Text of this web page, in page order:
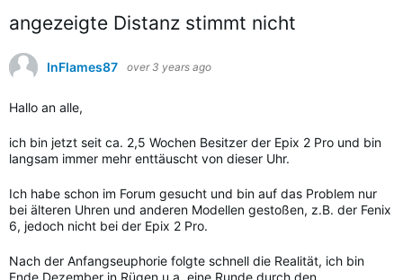
angezeigte Distanz stimmt nicht
InFlames87 over 3 years ago
Hallo an alle,
ich bin jetzt seit ca. 2,5 Wochen Besitzer der Epix 2 Pro und bin
langsam immer mehr enttäuscht von dieser Uhr.
Ich habe schon im Forum gesucht und bin auf das Problem nur
bei älteren Uhren und anderen Modellen gestoßen, z.B. der Fenix
6, jedoch nicht bei der Epix 2 Pro.
Nach der Anfangseuphorie folgte schnell die Realität, ich bin
Ende Dezember in Rügen u.a. eine Runde durch den